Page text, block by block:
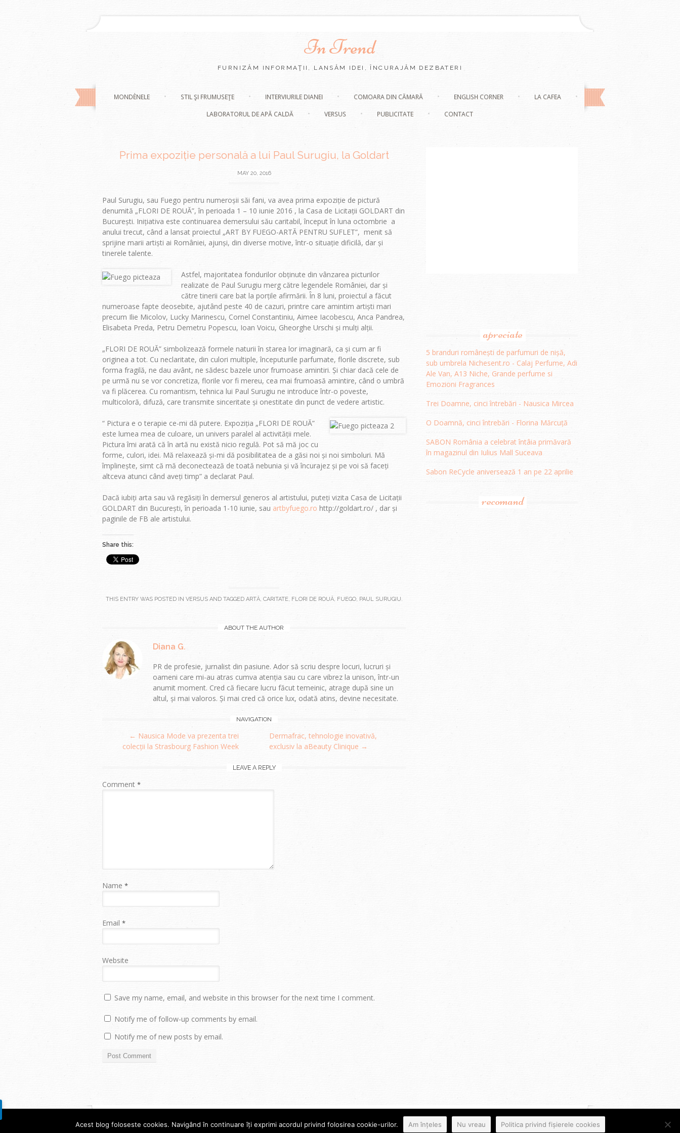
In Trend
FURNIZĂM INFORMAŢII, LANSĂM IDEI, ÎNCURAJĂM DEZBATERI
content
MONDÈNELE STIL ŞI FRUMUSEŢE INTERVIURILE DIANEI COMOARA DIN CĂMARĂ ENGLISH CORNER
LA CAFEA
LABORATORUL DE APĂ CALDĂ
VERSUS PUBLICITATE CONTACT
Prima expoziție personală a lui Paul Surugiu, la Goldart
MAY 20, 2016
Paul Surugiu, sau Fuego pentru numeroșii săi fani, va avea prima expoziție de pictură
denumită „FLORI DE ROUĂ”, în perioada 1 – 10 iunie 2016 , la Casa de Licitații GOLDART din
București. Inițiativa este continuarea demersului său caritabil, început în luna octombrie a
anului trecut, când a lansat proiectul „ART BY FUEGO-ARTĂ PENTRU SUFLET”, menit să
sprijine marii artiști ai României, ajunși, din diverse motive, într-o situație dificilă, dar și
tinerele talente.
Astfel, majoritatea fondurilor obținute din vânzarea picturilor
realizate de Paul Surugiu merg către legendele României, dar și
către tinerii care bat la porțile afirmării. În 8 luni, proiectul a făcut
numeroase fapte deosebite, ajutând peste 40 de cazuri, printre care amintim artiști mari
precum Ilie Micolov, Lucky Marinescu, Cornel Constantiniu, Aimee Iacobescu, Anca Pandrea,
Elisabeta Preda, Petru Demetru Popescu, Ioan Voicu, Gheorghe Urschi și mulți alții.
„FLORI DE ROUĂ” simbolizează formele naturii în starea lor imaginară, ca și cum ar fi
originea a tot. Cu neclaritate, din culori multiple, începuturile parfumate, florile discrete, sub
forma fragilă, ne dau avânt, ne sădesc bazele unor frumoase amintiri. Și chiar dacă cele de
pe urmă nu se vor concretiza, florile vor fi mereu, cea mai frumoasă amintire, când o umbră
va fi plăcerea. Cu romantism, tehnica lui Paul Surugiu ne introduce într-o poveste,
multicoloră, difuză, care transmite sinceritate și onestitate din punct de vedere artistic.
“ Pictura e o terapie ce-mi dă putere. Expoziția „FLORI DE ROUĂ”
este lumea mea de culoare, un univers paralel al activității mele.
Pictura îmi arată că în artă nu există nicio regulă. Pot să mă joc cu
forme, culori, idei. Mă relaxează și-mi dă posibilitatea de a găsi noi și noi simboluri. Mă
împlinește, simt că mă deconectează de toată nebunia și vă încurajez și pe voi să faceți
altceva atunci când aveți timp” a declarat Paul.
Dacă iubiți arta sau vă regăsiți în demersul generos al artistului, puteți vizita Casa de Licitații
GOLDART din București, în perioada 1-10 iunie, sau artbyfuego.ro http://goldart.ro/ , dar și
paginile de FB ale artistului.
Share this:
THIS ENTRY WAS POSTED IN VERSUSAND TAGGED ARTĂ, CARITATE, FLORI DE ROUĂ, FUEGO, PAUL SURUGIU.
ABOUT THE AUTHOR
Diana G.
PR de profesie, jurnalist din pasiune. Ador să scriu despre locuri, lucruri și
oameni care mi-au atras cumva atenția sau cu care vibrez la unison, într-un
anumit moment. Cred că fiecare lucru făcut temeinic, atrage după sine un
altul, și mai valoros. Și mai cred că orice lux, odată atins, devine necesitate.
navigation
NAVIGATION
← Nausica Mode va prezenta trei
colecții la Strasbourg Fashion Week
Dermafrac, tehnologie inovativă,
exclusiv la aBeauty Clinique →
LEAVE A REPLY
Comment *
Name *
Email *
Website
Save my name, email, and website in this browser for the next time I comment.
Notify me of follow-up comments by email.
Notify me of new posts by email.
apreciate
5 branduri românești de parfumuri de nișă,
sub umbrela Nichesent.ro - Calaj Perfume, Adi
Ale Van, A13 Niche, Grande perfume si
Emozioni Fragrances
Trei Doamne, cinci întrebări - Nausica Mircea
O Doamnă, cinci întrebări - Florina Mărcuță
SABON România a celebrat întâia primăvară
în magazinul din Iulius Mall Suceava
Sabon ReCycle aniversează 1 an pe 22 aprilie
recomand
Proudly powered by WordPress Theme: Sugar & Spice by WebTuts
Acest blog foloseste cookies. Navigând în continuare îți exprimi acordul privind folosirea cookie-urilor. Am înțeles Nu vreau Politica privind fișierele cookies